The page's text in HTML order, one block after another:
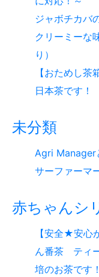
ジャボチカバ
クリーミーな
り）
【おためし
日本茶です！
未分類
Agri Manager
サーファーマ
赤ちゃんシ
【安全★安心
ん番茶 ティ
培のお茶です！